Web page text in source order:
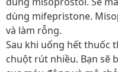
dùng mifepristone.
và làm rỗng.
Sau khi uống hết thuốc
chuột rút nhiều. Bạn sẽ